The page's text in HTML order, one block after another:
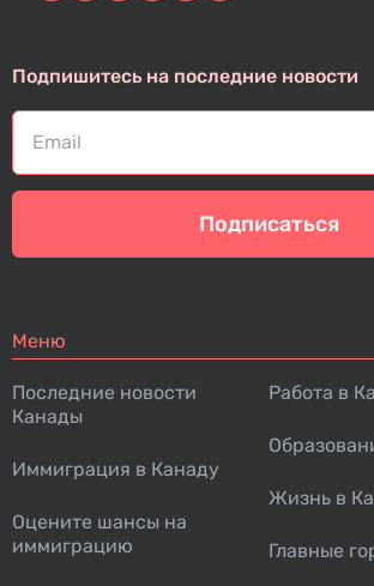
Подпишитесь на последние новости
Подписаться
Меню
Последние новости
Канады
Иммиграция в Канаду
Оцените шансы на
иммиграцию
Работа в
Жизнь в
Главные